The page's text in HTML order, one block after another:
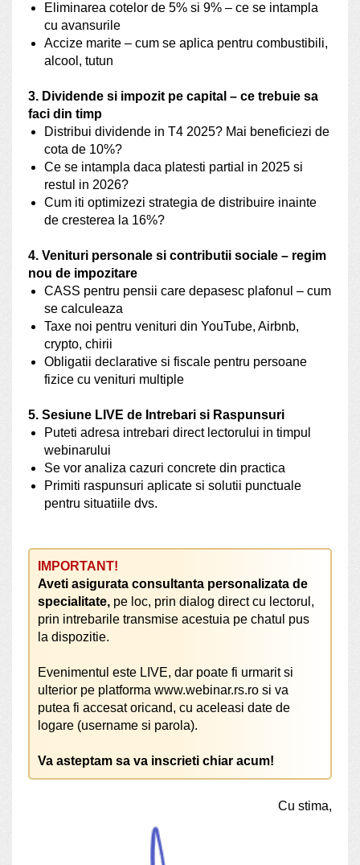
Eliminarea cotelor de 5% si 9% – ce se intampla
cu avansurile
Accize marite – cum se aplica pentru combustibili,
alcool, tutun
3. Dividende si impozit pe capital – ce trebuie sa
faci din timp
Distribui dividende in T4 2025? Mai beneficiezi de
cota de 10%?
Ce se intampla daca platesti partial in 2025 si
restul in 2026?
Cum iti optimizezi strategia de distribuire inainte
de cresterea la 16%?
4. Venituri personale si contributii sociale – regim
nou de impozitare
CASS pentru pensii care depasesc plafonul – cum
se calculeaza
Taxe noi pentru venituri din YouTube, Airbnb,
crypto, chirii
Obligatii declarative si fiscale pentru persoane
fizice cu venituri multiple
5. Sesiune LIVE de Intrebari si Raspunsuri
Puteti adresa intrebari direct lectorului in timpul
webinarului
Se vor analiza cazuri concrete din practica
Primiti raspunsuri aplicate si solutii punctuale
pentru situatiile dvs.
IMPORTANT!
Aveti asigurata consultanta personalizata de
specialitate, pe loc, prin dialog direct cu lectorul,
prin intrebarile transmise acestuia pe chatul pus
la dispozitie.
Evenimentul este LIVE, dar poate fi urmarit si
ulterior pe platforma www.webinar.rs.ro si va
putea fi accesat oricand, cu aceleasi date de
logare (username si parola).
Va asteptam sa va inscrieti chiar acum!
Cu stima,